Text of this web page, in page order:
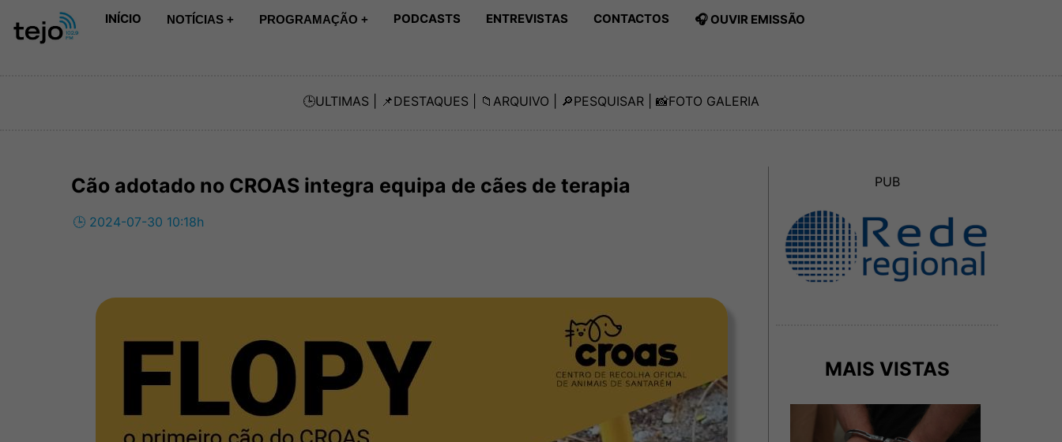
INÍCIO NOTÍCIAS + PROGRAMAÇÃO + PODCASTS ENTREVISTAS CONTACTOS 🎧 OUVIR EMISSÃO
🕒ULTIMAS | 📌DESTAQUES | 📁 ARQUIVO | 🔎PESQUISAR | 📸FOTO GALERIA
Cão adotado no CROAS integra equipa de cães de terapia
🕒 2024-07-30 10:18h
PUB
MAIS VISTAS